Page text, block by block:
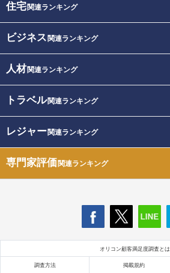
住宅関連ランキング
ビジネス 関連ランキング
人材関連ランキング
トラベル関連ランキング
レジャー関連ランキング
専門家評価関連ランキング
オリコン顧客満足度調査とは
調査方法 掲載規約